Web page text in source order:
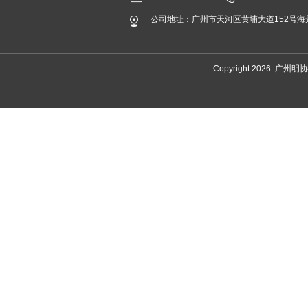
公司地址：广州市天河区黄埔大道152号
Copyright 2026 广州明